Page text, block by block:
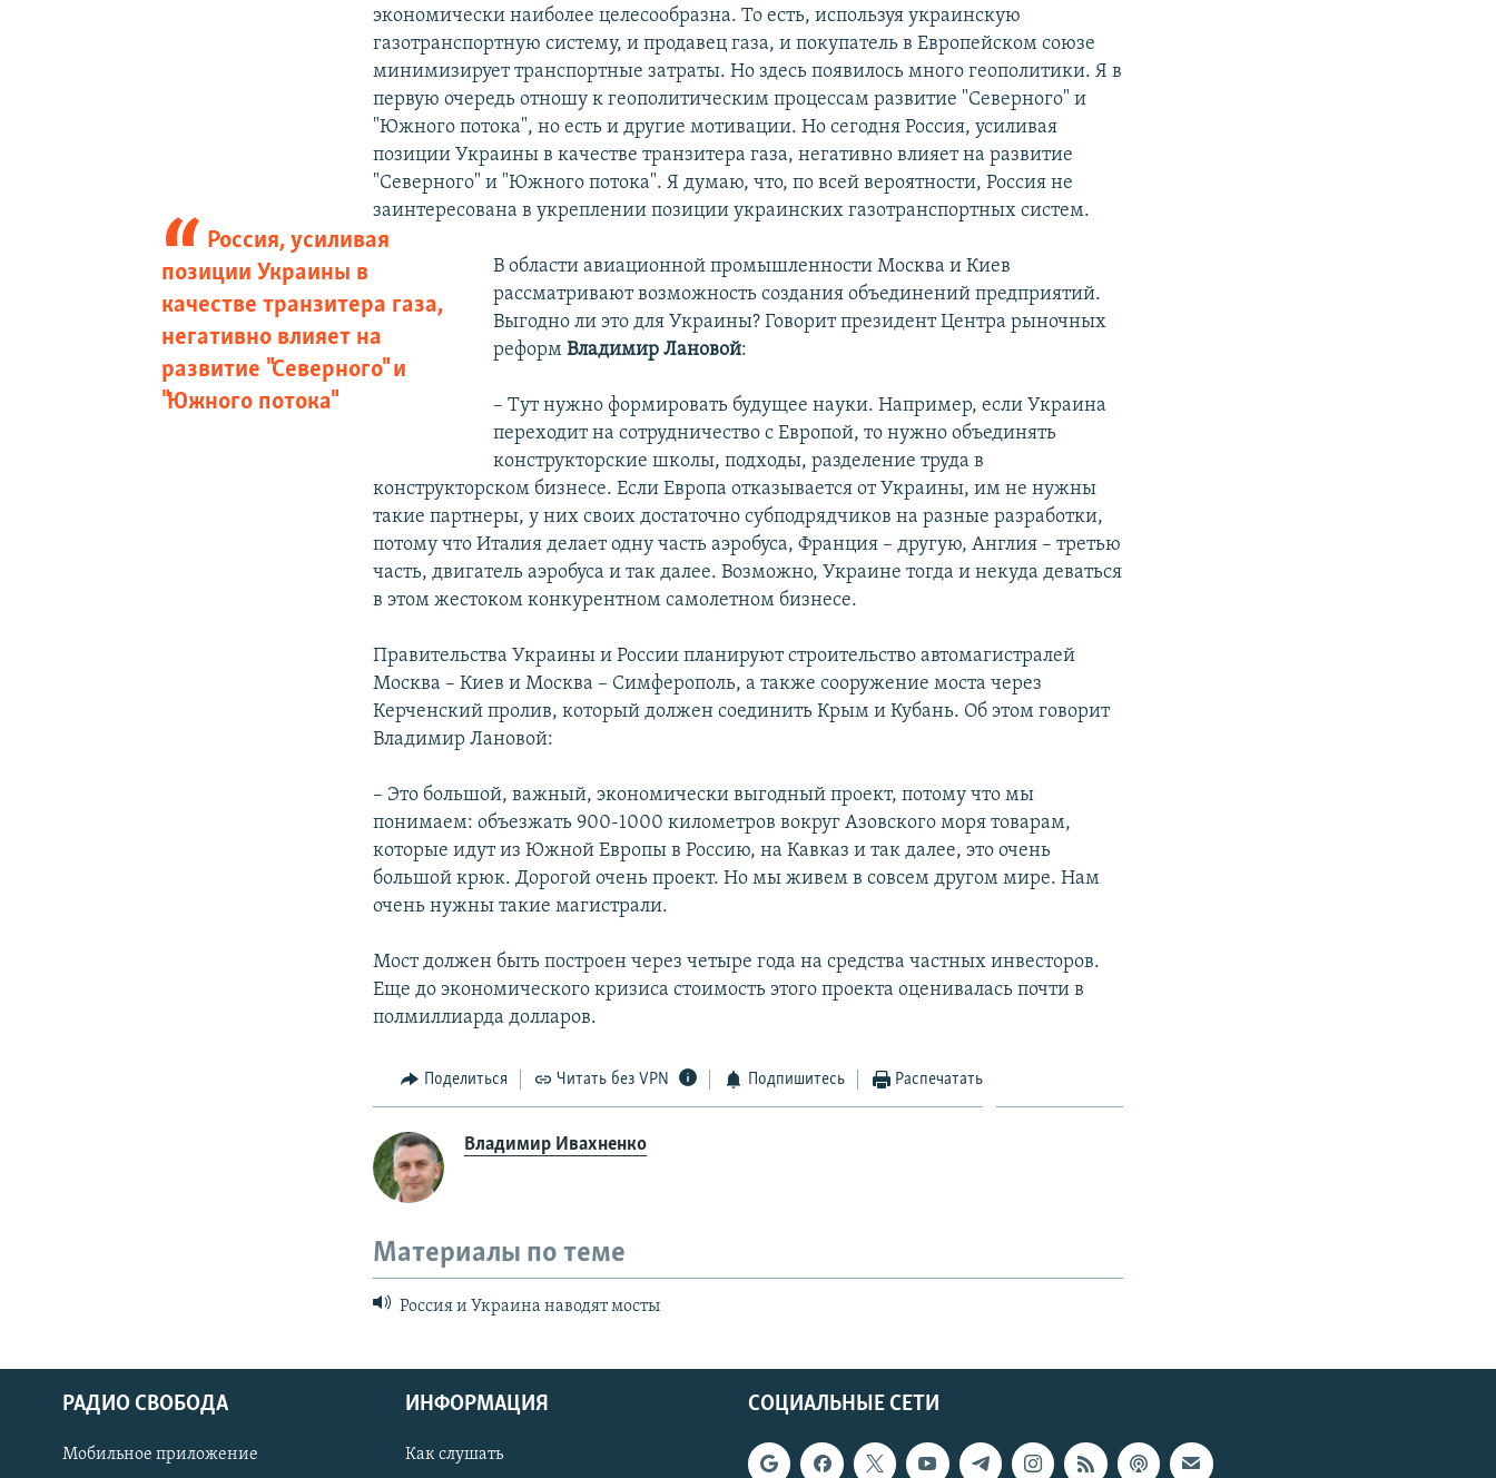
СОЦИАЛЬНЫЕ СЕТИ
экономически наиболее целесообразна. То есть, используя украинскую
газотранспортную систему, и продавец газа, и покупатель в Европейском союзе
минимизирует транспортные затраты. Но здесь появилось много геополитики. Я в
первую очередь отношу к геополитическим процессам развитие "Северного" и
"Южного потока", но есть и другие мотивации. Но сегодня Россия, усиливая
позиции Украины в качестве транзитера газа, негативно влияет на развитие
"Северного" и "Южного потока". Я думаю, что, по всей вероятности, Россия не
заинтересована в укреплении позиции украинских газотранспортных систем.
Россия, усиливая
позиции Украины в
качестве транзитера газа,
негативно влияет на
развитие "Северного" и
"Южного потока"
В области авиационной промышленности Москва и Киев
рассматривают возможность создания объединений предприятий.
Выгодно ли это для Украины? Говорит президент Центра рыночных
реформ Владимир Лановой:
– Тут нужно формировать будущее науки. Например, если Украина
переходит на сотрудничество с Европой, то нужно объединять
конструкторские школы, подходы, разделение труда в
конструкторском бизнесе. Если Европа отказывается от Украины, им не нужны
такие партнеры, у них своих достаточно субподрядчиков на разные разработки,
потому что Италия делает одну часть аэробуса, Франция – другую, Англия – третью
часть, двигатель аэробуса и так далее. Возможно, Украине тогда и некуда деваться
в этом жестоком конкурентном самолетном бизнесе.
Правительства Украины и России планируют строительство автомагистралей
Москва – Киев и Москва – Симферополь, а также сооружение моста через
Керченский пролив, который должен соединить Крым и Кубань. Об этом говорит
Владимир Лановой:
– Это большой, важный, экономически выгодный проект, потому что мы
понимаем: объезжать 900-1000 километров вокруг Азовского моря товарам,
которые идут из Южной Европы в Россию, на Кавказ и так далее, это очень
большой крюк. Дорогой очень проект. Но мы живем в совсем другом мире. Нам
очень нужны такие магистрали.
Мост должен быть построен через четыре года на средства частных инвесторов.
Еще до экономического кризиса стоимость этого проекта оценивалась почти в
полмиллиарда долларов.
Поделиться Читать без VPN Подпишитесь Распечатать
Владимир Ивахненко
Материалы по теме
Россия и Украина наводят мосты
СОЦИАЛЬНЫЕ СЕТИ
РАДИО СВОБОДА
Мобильное приложение
ИНФОРМАЦИЯ
Как слушать